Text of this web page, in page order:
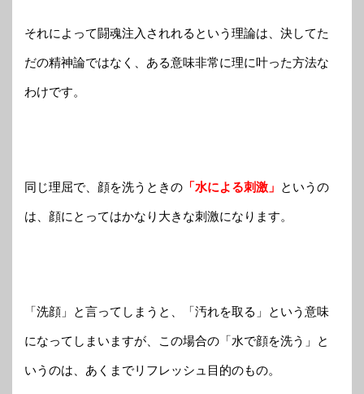
それによって闘魂注入されれるという理論は、決してた
だの精神論ではなく、ある意味非常に理に叶った方法な
わけです。
同じ理屈で、顔を洗うときの 「水による刺激」 というの
は、顔にとってはかなり大きな刺激になります。
「洗顔」と言ってしまうと、「汚れを取る」という意味
になってしまいますが、この場合の「水で顔を洗う」と
いうのは、あくまでリフレッシュ目的のもの。